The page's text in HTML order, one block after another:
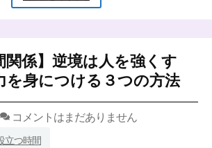
期
て
あ
げ
る
｜
し
関係】逆境は人を強くす
身につける３つの方法
コメントはまだありません
立つ時間